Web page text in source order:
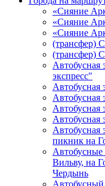
«Сияние
«Сияние
«Сияние
(трансфер)
(трансфер)
Автобусная
экспресс"
Автобусная
Автобусная
Автобусная
Автобусная
Автобусная
пикник на
Автобусные
Вильву, на
Чердынь
Автобусный